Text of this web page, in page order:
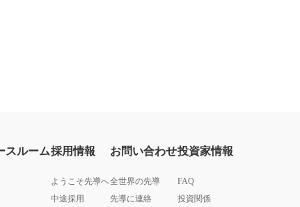
スルーム採用情報
ようこそ先導へ
中途採用
お問い合わせ
全世界の先導
先導に連絡
投資家情報
FAQ
投資関係